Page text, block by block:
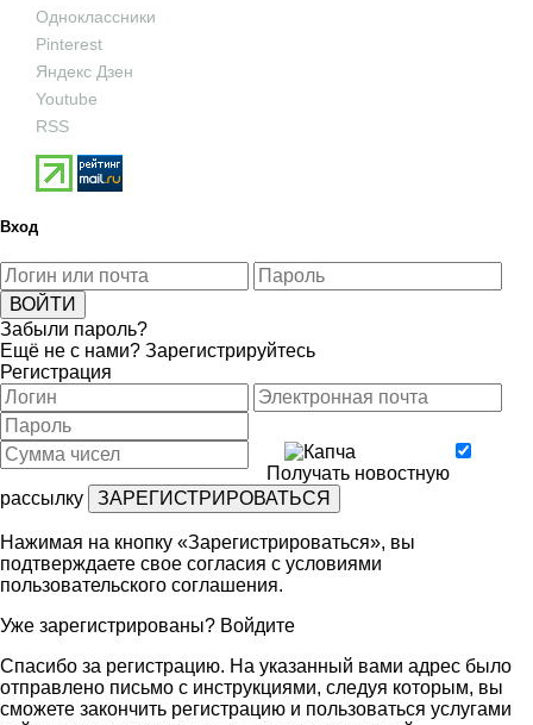
Одноклассники
Pinterest
Яндекс Дзен
Youtube
RSS
Вход
Забыли пароль?
Ещё не с нами? Зарегистрируйтесь
Регистрация
Получать новостную
рассылку
Нажимая на кнопку «Зарегистрироваться», вы
подтверждаете свое согласия с условиями
пользовательского соглашения.
Уже зарегистрированы? Войдите
Спасибо за регистрацию. На указанный вами адрес было
отправлено письмо с инструкциями, следуя которым, вы
сможете закончить регистрацию и пользоваться услугами